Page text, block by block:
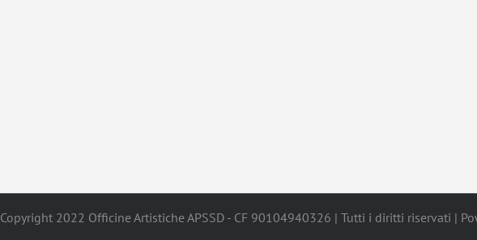
Copyright 2022 Officine Artistiche APSSD - CF 90104940326 | Tutti i diritti riservati |